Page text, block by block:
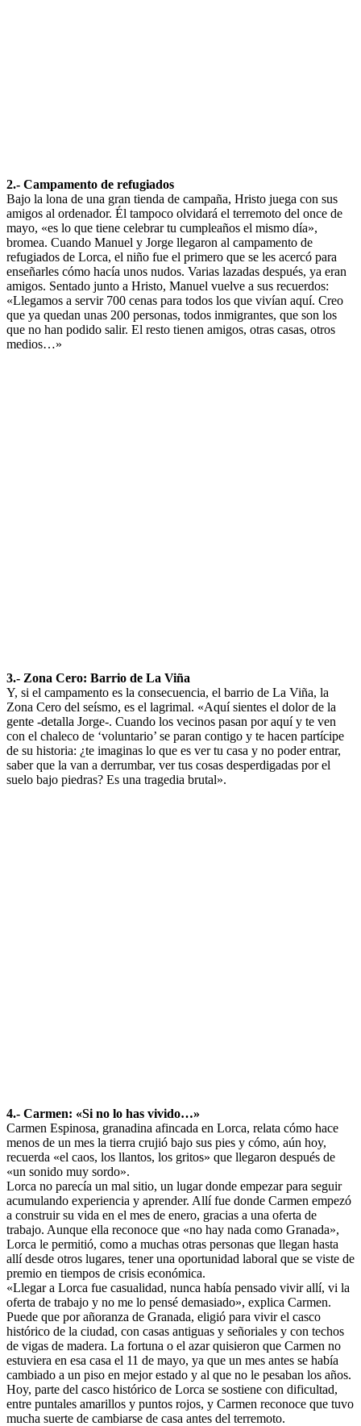
2.- Campamento de refugiados
Bajo la lona de una gran tienda de campaña, Hristo juega con sus
amigos al ordenador. Él tampoco olvidará el terremoto del once de
mayo, «es lo que tiene celebrar tu cumpleaños el mismo día»,
bromea. Cuando Manuel y Jorge llegaron al campamento de
refugiados de Lorca, el niño fue el primero que se les acercó para
enseñarles cómo hacía unos nudos. Varias lazadas después, ya eran
amigos. Sentado junto a Hristo, Manuel vuelve a sus recuerdos:
«Llegamos a servir 700 cenas para todos los que vivían aquí. Creo
que ya quedan unas 200 personas, todos inmigrantes, que son los
que no han podido salir. El resto tienen amigos, otras casas, otros
medios…»
3.- Zona Cero: Barrio de La Viña
Y, si el campamento es la consecuencia, el barrio de La Viña, la
Zona Cero del seísmo, es el lagrimal. «Aquí sientes el dolor de la
gente -detalla Jorge-. Cuando los vecinos pasan por aquí y te ven
con el chaleco de ‘voluntario’ se paran contigo y te hacen partícipe
de su historia: ¿te imaginas lo que es ver tu casa y no poder entrar,
saber que la van a derrumbar, ver tus cosas desperdigadas por el
suelo bajo piedras? Es una tragedia brutal».
4.- Carmen: «Si no lo has vivido…»
Carmen Espinosa, granadina afincada en Lorca, relata cómo hace
menos de un mes la tierra crujió bajo sus pies y cómo, aún hoy,
recuerda «el caos, los llantos, los gritos» que llegaron después de
«un sonido muy sordo».
Lorca no parecía un mal sitio, un lugar donde empezar para seguir
acumulando experiencia y aprender. Allí fue donde Carmen empezó
a construir su vida en el mes de enero, gracias a una oferta de
trabajo. Aunque ella reconoce que «no hay nada como Granada»,
Lorca le permitió, como a muchas otras personas que llegan hasta
allí desde otros lugares, tener una oportunidad laboral que se viste de
premio en tiempos de crisis económica.
«Llegar a Lorca fue casualidad, nunca había pensado vivir allí, vi la
oferta de trabajo y no me lo pensé demasiado», explica Carmen.
Puede que por añoranza de Granada, eligió para vivir el casco
histórico de la ciudad, con casas antiguas y señoriales y con techos
de vigas de madera. La fortuna o el azar quisieron que Carmen no
estuviera en esa casa el 11 de mayo, ya que un mes antes se había
cambiado a un piso en mejor estado y al que no le pesaban los años.
Hoy, parte del casco histórico de Lorca se sostiene con dificultad,
entre puntales amarillos y puntos rojos, y Carmen reconoce que tuvo
mucha suerte de cambiarse de casa antes del terremoto.